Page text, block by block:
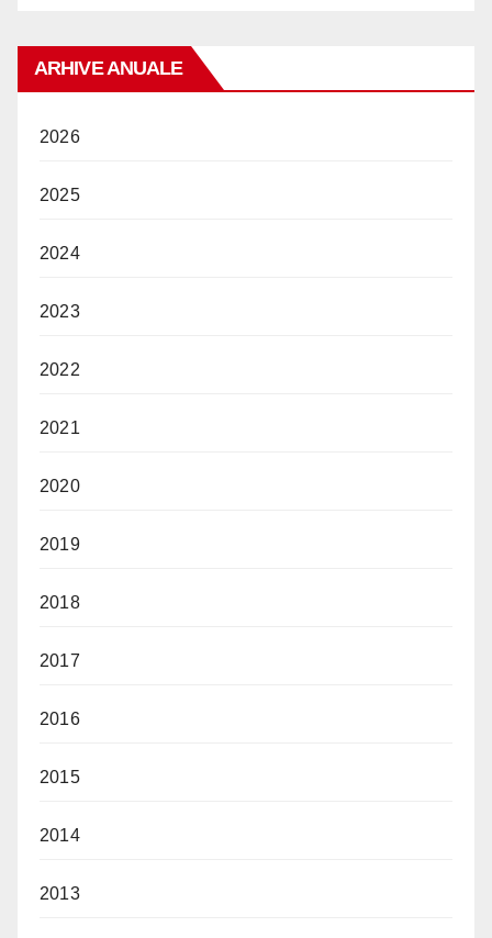
ARHIVE ANUALE
2026
2025
2024
2023
2022
2021
2020
2019
2018
2017
2016
2015
2014
2013